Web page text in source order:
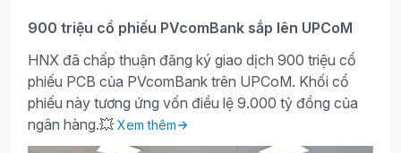
900 triệu cổ phiếu PVcomBank sắp lên UPCoM
HNX đã chấp thuận đăng ký giao dịch 900 triệu cổ
phiếu PCB của PVcomBank trên UPCoM. Khối cổ
phiếu này tương ứng vốn điều lệ 9.000 tỷ đồng của
ngân hàng.💥 Xem thêm